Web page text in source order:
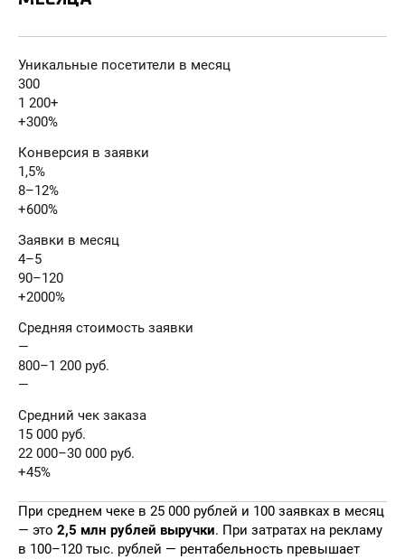
Уникальные посетители в месяц
300
1 200+
+300%
Конверсия в заявки
1,5%
8–12%
+600%
Заявки в месяц
4–5
90–120
+2000%
Средняя стоимость заявки
—
800–1 200 руб.
—
Средний чек заказа
15 000 руб.
22 000–30 000 руб.
+45%
При среднем чеке в 25 000 рублей и 100 заявках в месяц
— это 2,5 млн рублей выручки. При затратах на рекламу
в 100–120 тыс. рублей — рентабельность превышает